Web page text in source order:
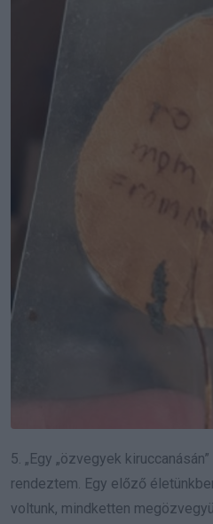
5. „Egy „özvegyek
rendeztem. Egy előző
voltunk, mindketten